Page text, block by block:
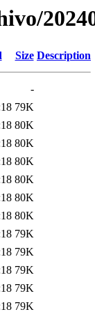
Size Description
-
79K
80K
80K
80K
80K
80K
80K
79K
79K
79K
79K
79K